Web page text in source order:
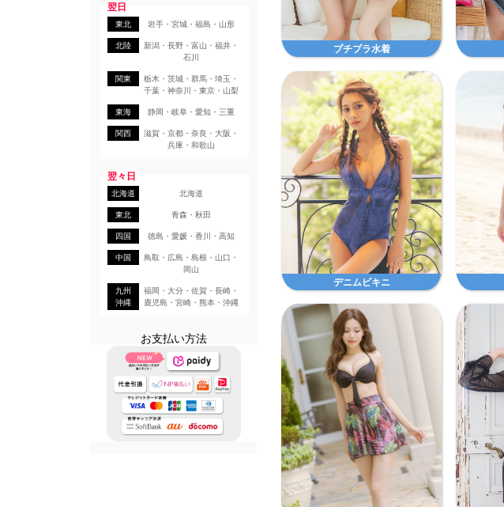
翌日
東北 岩手・宮城・福島・山形
北陸
新潟・長野・富山・福井・
石川
関東
栃木・茨城・群馬・埼玉・
千葉・神奈川・東京・山梨
東海 静岡・岐阜・愛知・三重
関西
滋賀・京都・奈良・大阪・
兵庫・和歌山
翌々日
北海道 北海道
東北 青森・秋田
四国 徳島・愛媛・香川・高知
中国
鳥取・広島・島根・山口・
岡山
九州
沖縄
福岡・大分・佐賀・長崎・
鹿児島・宮崎・熊本・沖縄
お支払い方法
プチプラ水着
デニムビキニ